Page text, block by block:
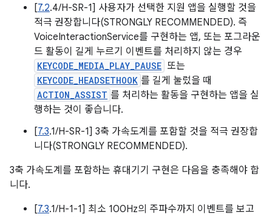
[7.2.4/H-SR-1] 사용자가 선택한 지원 앱을 실행할 것을
적극 권장합니다(STRONGLY RECOMMENDED). 즉
VoiceInteractionService를 구현하는 앱, 또는 포그라운
드 활동이 길게 누르기 이벤트를 처리하지 않는 경우
KEYCODE_MEDIA_PLAY_PAUSE 또는
KEYCODE_HEADSETHOOK 를 길게 눌렀을 때
ACTION_ASSIST 를 처리하는 활동을 구현하는 앱을 실
행하는 것이 좋습니다.
[7.3.1/H-SR-1] 3축 가속도계를 포함할 것을 적극 권장합
니다(STRONGLY RECOMMENDED).
3축 가속도계를 포함하는 휴대기기 구현은 다음을 충족해야 합
니다.
[7.3.1/H-1-1] 최소 100Hz의 주파수까지 이벤트를 보고